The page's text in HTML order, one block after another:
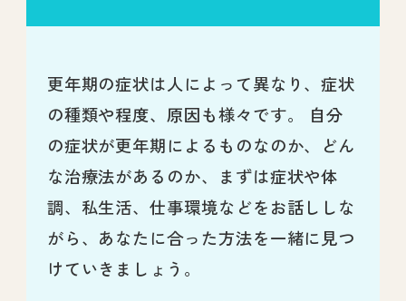
更年期の症状は人によって異なり、症状
の種類や程度、原因も様々です。 自分
の症状が更年期によるものなのか、どん
な治療法があるのか、まずは症状や体
調、私生活、仕事環境などをお話ししな
がら、あなたに合った方法を一緒に見つ
けていきましょう。